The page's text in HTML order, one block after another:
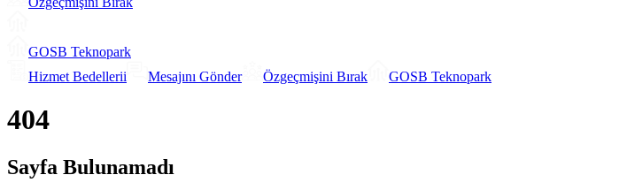
GOSB Teknopark
Hizmet Bedellerii
Mesajını Gönder Özgeçmişini Bırak GOSB Teknopark
404
Sayfa Bulunamadı